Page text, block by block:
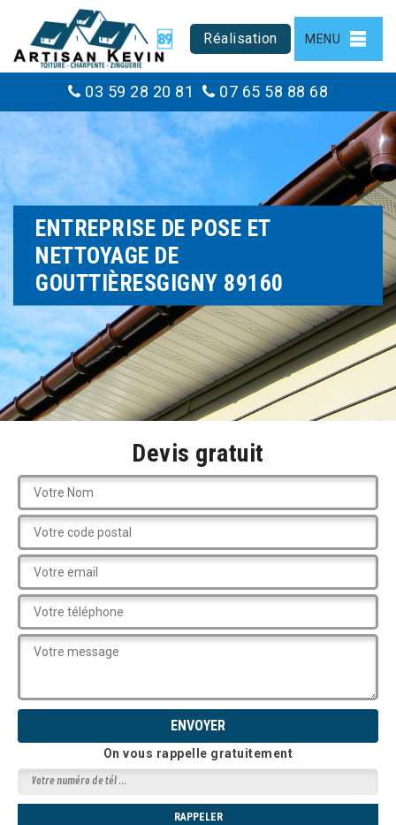
Réalisation MENU
03 59 28 20 81 07 65 58 88 68
ENTREPRISE DE POSE ET
NETTOYAGE DE
GOUTTIÈRESGIGNY 89160
Devis gratuit
On vous rappelle gratuitement